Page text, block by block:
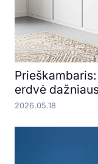
erdvė
2026.05.18